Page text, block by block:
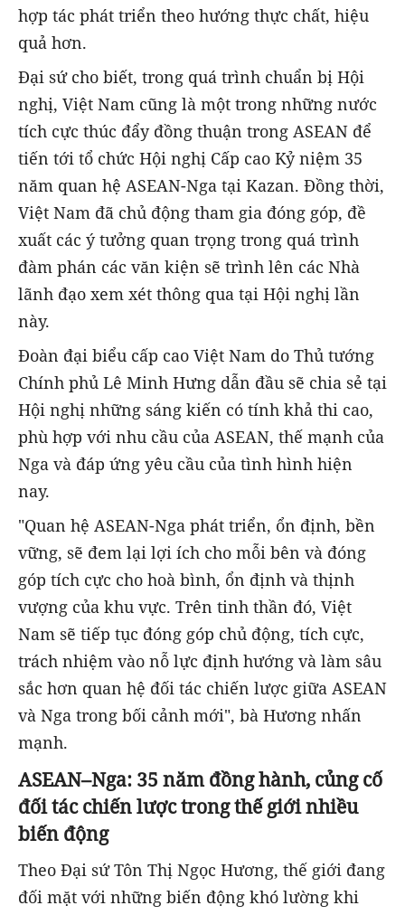
hợp tác phát triển theo hướng thực chất, hiệu
quả hơn.
Đại sứ cho biết, trong quá trình chuẩn bị Hội
nghị, Việt Nam cũng là một trong những nước
tích cực thúc đẩy đồng thuận trong ASEAN để
tiến tới tổ chức Hội nghị Cấp cao Kỷ niệm 35
năm quan hệ ASEAN-Nga tại Kazan. Đồng thời,
Việt Nam đã chủ động tham gia đóng góp, đề
xuất các ý tưởng quan trọng trong quá trình
đàm phán các văn kiện sẽ trình lên các Nhà
lãnh đạo xem xét thông qua tại Hội nghị lần
này.
Đoàn đại biểu cấp cao Việt Nam do Thủ tướng
Chính phủ Lê Minh Hưng dẫn đầu sẽ chia sẻ tại
Hội nghị những sáng kiến có tính khả thi cao,
phù hợp với nhu cầu của ASEAN, thế mạnh của
Nga và đáp ứng yêu cầu của tình hình hiện
nay.
"Quan hệ ASEAN-Nga phát triển, ổn định, bền
vững, sẽ đem lại lợi ích cho mỗi bên và đóng
góp tích cực cho hoà bình, ổn định và thịnh
vượng của khu vực. Trên tinh thần đó, Việt
Nam sẽ tiếp tục đóng góp chủ động, tích cực,
trách nhiệm vào nỗ lực định hướng và làm sâu
sắc hơn quan hệ đối tác chiến lược giữa ASEAN
và Nga trong bối cảnh mới", bà Hương nhấn
mạnh.
ASEAN–Nga: 35 năm đồng hành, củng cố
đối tác chiến lược trong thế giới nhiều
biến động
Theo Đại sứ Tôn Thị Ngọc Hương, thế giới đang
đối mặt với những biến động khó lường khi